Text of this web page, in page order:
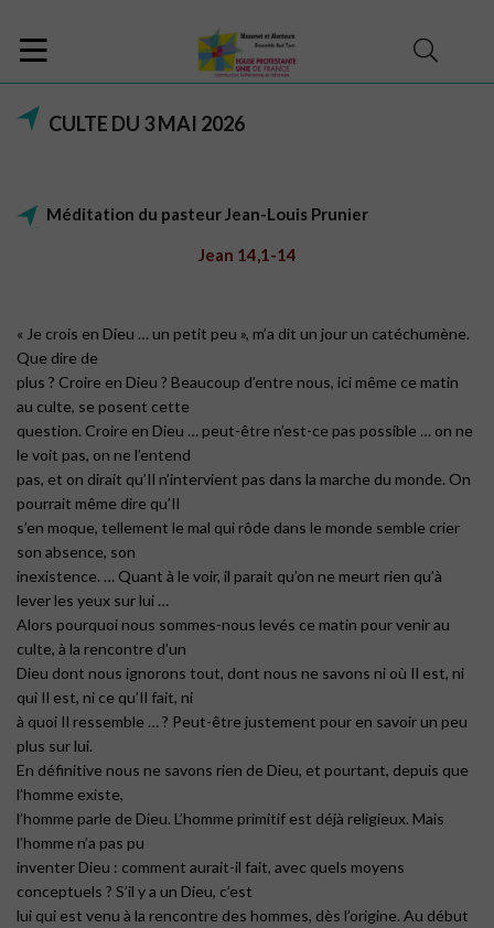
CULTE DU 3 MAI 2026
Méditation du pasteur Jean-Louis Prunier
Jean 14,1-14
« Je crois en Dieu … un petit peu », m’a dit un jour un catéchumène.
Que dire de
plus ? Croire en Dieu ? Beaucoup d’entre nous, ici même ce matin
au culte, se posent cette
question. Croire en Dieu … peut-être n’est-ce pas possible … on ne
le voit pas, on ne l’entend
pas, et on dirait qu’Il n’intervient pas dans la marche du monde. On
pourrait même dire qu’Il
s’en moque, tellement le mal qui rôde dans le monde semble crier
son absence, son
inexistence. … Quant à le voir, il parait qu’on ne meurt rien qu’à
lever les yeux sur lui …
Alors pourquoi nous sommes-nous levés ce matin pour venir au
culte, à la rencontre d’un
Dieu dont nous ignorons tout, dont nous ne savons ni où Il est, ni
qui Il est, ni ce qu’Il fait, ni
à quoi Il ressemble … ? Peut-être justement pour en savoir un peu
plus sur lui.
En définitive nous ne savons rien de Dieu, et pourtant, depuis que
l’homme existe,
l’homme parle de Dieu. L’homme primitif est déjà religieux. Mais
l’homme n’a pas pu
inventer Dieu : comment aurait-il fait, avec quels moyens
conceptuels ? S’il y a un Dieu, c’est
lui qui est venu à la rencontre des hommes, dès l’origine. Au début